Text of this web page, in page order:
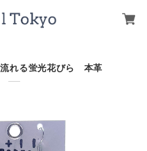
れる蛍光花びら 本革